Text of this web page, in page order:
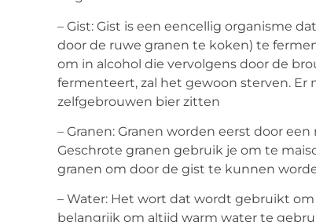
– Gist: Gist is een eencellig organisme
door de ruwe granen te koken) te
om in alcohol die vervolgens door de
fermenteert, zal het gewoon sterven. Er
zelfgebrouwen bier zitten
– Granen: Granen worden eerst door
Geschrote granen gebruik je om te
granen om door de gist te kunnen
– Water: Het wort dat wordt gebruikt om
belangrijk om altijd warm water te